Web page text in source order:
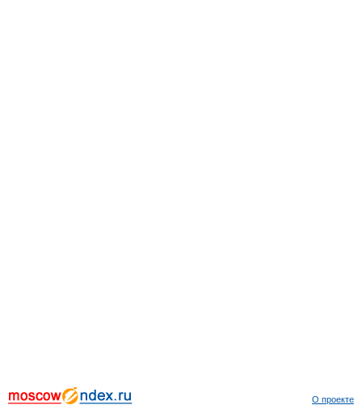
О проекте